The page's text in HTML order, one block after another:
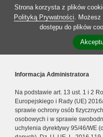
Strona korzysta z plików
Polityką Prywatności. Możesz
dostępu do plików
Informacja Administratora
Na podstawie art. 13 ust. 1 i 2
Europejskiego i Rady (UE)
sprawie ochrony osób
osobowych i w sprawie
uchylenia dyrektywy 95/46/WE